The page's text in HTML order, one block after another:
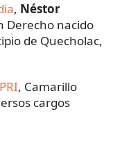
, Néstor
Derecho nacido
de Quecholac,
, Camarillo
cargos